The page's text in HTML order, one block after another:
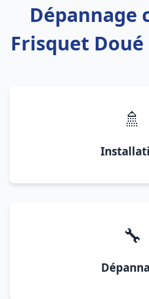
Dépannage
Frisquet
🚿
🔧